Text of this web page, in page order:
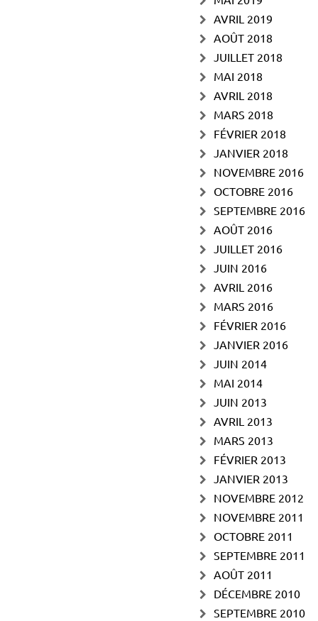
AVRIL 2019
AOÛT 2018
JUILLET 2018
MAI 2018
AVRIL 2018
MARS 2018
FÉVRIER 2018
JANVIER 2018
NOVEMBRE 2016
OCTOBRE 2016
SEPTEMBRE 2016
AOÛT 2016
JUILLET 2016
JUIN 2016
AVRIL 2016
MARS 2016
FÉVRIER 2016
JANVIER 2016
JUIN 2014
MAI 2014
JUIN 2013
AVRIL 2013
MARS 2013
FÉVRIER 2013
JANVIER 2013
NOVEMBRE 2012
NOVEMBRE 2011
OCTOBRE 2011
SEPTEMBRE 2011
AOÛT 2011
DÉCEMBRE 2010
SEPTEMBRE 2010